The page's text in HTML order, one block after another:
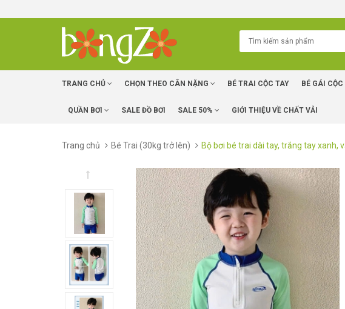
TRANG CHỦ CHỌN THEO CÂN NẶNG BÉ TRAI CỘC TAY BÉ GÁI CỘC
QUẦN BƠI SALE ĐỒ BƠI SALE 50% GIỚI THIỆU VỀ CHẤT VẢI
Trang chủ Bé Trai (30kg trở lên) Bộ bơi bé trai dài tay, trắng tay xanh,